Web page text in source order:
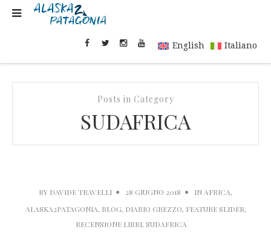
English Italiano
Posts in Category
SUDAFRICA
BY DAVIDE TRAVELLI 28 GIUGNO 2018 IN AFRICA,
ALASKA2PATAGONIA, BLOG, DIARIO GREZZO, FEATURE SLIDER,
RECENSIONE LIBRI, SUDAFRICA